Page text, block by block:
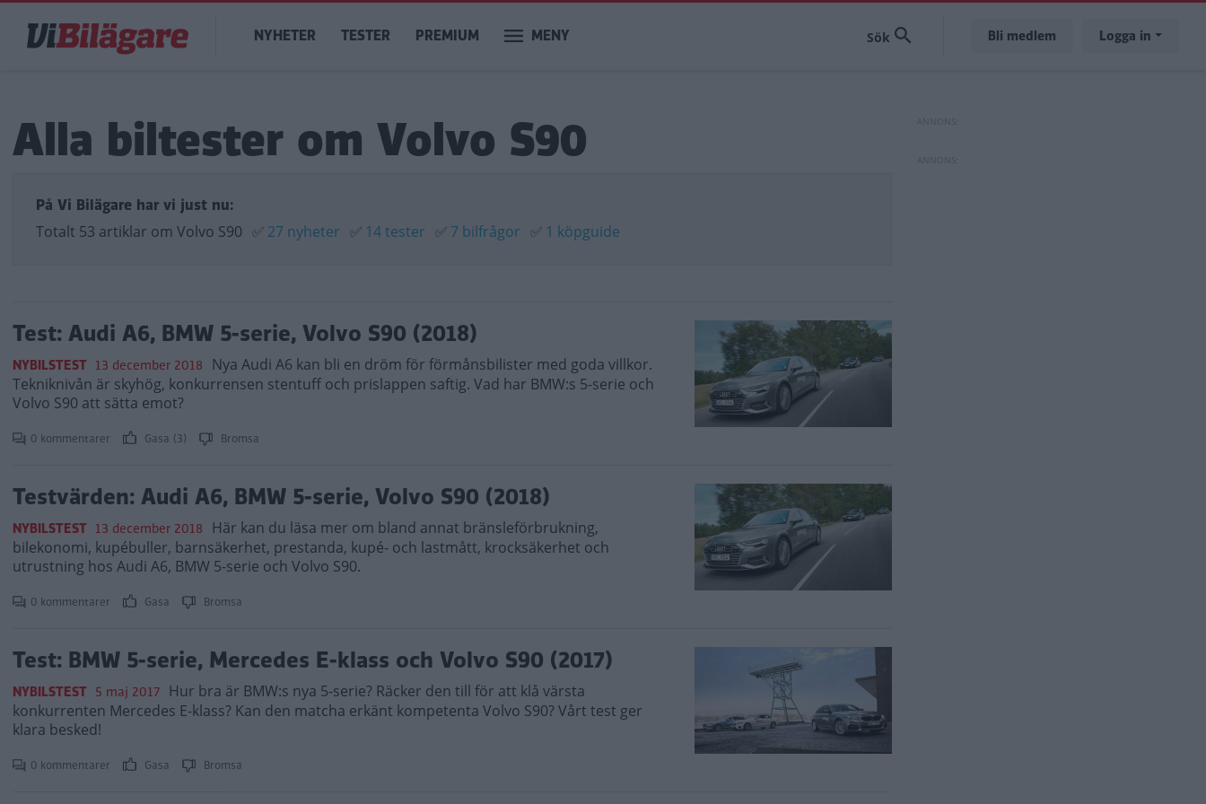
huvudinnehåll
Main
navigation
NYHETER TESTER PREMIUM MENY Bli medlem Logga in
Alla biltester om Volvo S90
På Vi Bilägare har vi just nu:
Totalt 53 artiklar om Volvo S90 ✅ 27 nyheter ✅ 14 tester ✅ 7 bilfrågor ✅ 1 köpguide
Test: Audi A6, BMW 5-serie, Volvo S90 (2018)
NYBILSTEST 13 december 2018 Nya Audi A6 kan bli en dröm för förmånsbilister med goda villkor.
Tekniknivån är skyhög, konkurrensen stentuff och prislappen saftig. Vad har BMW:s 5-serie och
Volvo S90 att sätta emot?
0 kommentarer Gasa (3) Bromsa
Testvärden: Audi A6, BMW 5-serie, Volvo S90 (2018)
NYBILSTEST 13 december 2018 Här kan du läsa mer om bland annat bränsleförbrukning,
bilekonomi, kupébuller, barnsäkerhet, prestanda, kupé- och lastmått, krocksäkerhet och
utrustning hos Audi A6, BMW 5-serie och Volvo S90.
0 kommentarer Gasa Bromsa
Test: BMW 5-serie, Mercedes E-klass och Volvo S90 (2017)
NYBILSTEST 5 maj 2017 Hur bra är BMW:s nya 5-serie? Räcker den till för att klå värsta
konkurrenten Mercedes E-klass? Kan den matcha erkänt kompetenta Volvo S90? Vårt test ger
klara besked!
0 kommentarer Gasa Bromsa